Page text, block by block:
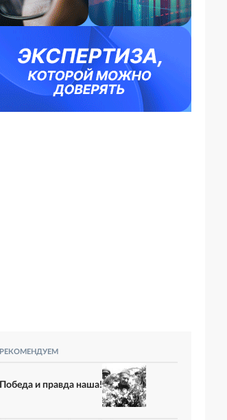
РЕКОМЕНДУЕМ
Победа и правда наша!